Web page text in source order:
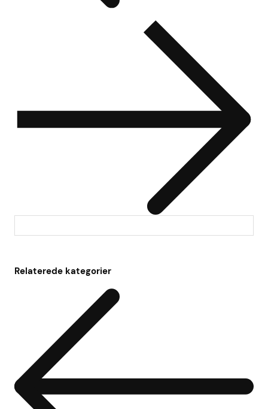
Relaterede kategorier